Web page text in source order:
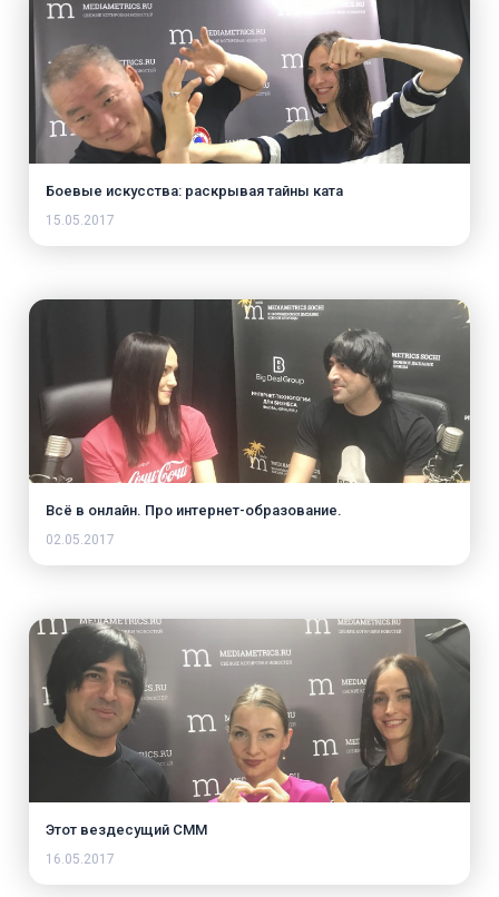
Боевые искусства: раскрывая тайны ката
15.05.2017
Всё в онлайн. Про интернет-образование.
02.05.2017
Этот вездесущий СММ
16.05.2017